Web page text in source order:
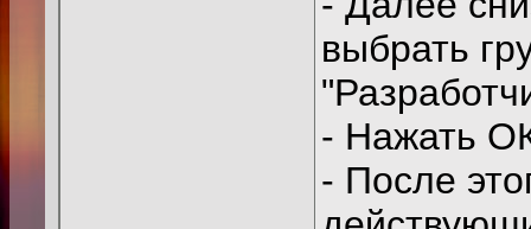
выбрать
- Нажать
- После